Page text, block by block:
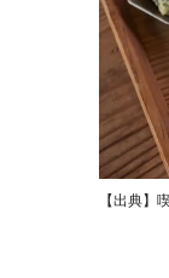
【出典】